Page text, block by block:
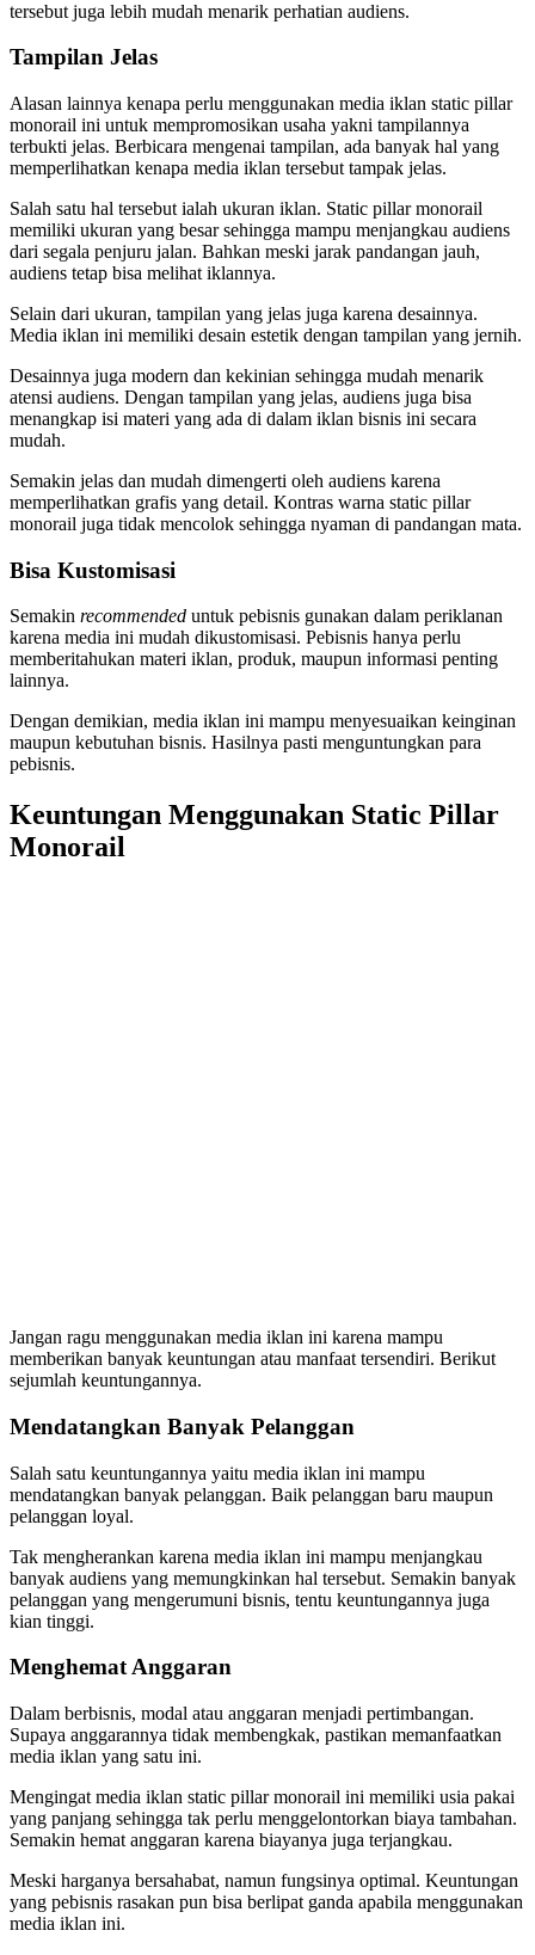
tersebut juga lebih mudah menarik perhatian audiens.
Tampilan Jelas
Alasan lainnya kenapa perlu menggunakan media iklan static pillar
monorail ini untuk mempromosikan usaha yakni tampilannya
terbukti jelas. Berbicara mengenai tampilan, ada banyak hal yang
memperlihatkan kenapa media iklan tersebut tampak jelas.
Salah satu hal tersebut ialah ukuran iklan. Static pillar monorail
memiliki ukuran yang besar sehingga mampu menjangkau audiens
dari segala penjuru jalan. Bahkan meski jarak pandangan jauh,
audiens tetap bisa melihat iklannya.
Selain dari ukuran, tampilan yang jelas juga karena desainnya.
Media iklan ini memiliki desain estetik dengan tampilan yang jernih.
Desainnya juga modern dan kekinian sehingga mudah menarik
atensi audiens. Dengan tampilan yang jelas, audiens juga bisa
menangkap isi materi yang ada di dalam iklan bisnis ini secara
mudah.
Semakin jelas dan mudah dimengerti oleh audiens karena
memperlihatkan grafis yang detail. Kontras warna static pillar
monorail juga tidak mencolok sehingga nyaman di pandangan mata.
Bisa Kustomisasi
Semakin recommended untuk pebisnis gunakan dalam periklanan
karena media ini mudah dikustomisasi. Pebisnis hanya perlu
memberitahukan materi iklan, produk, maupun informasi penting
lainnya.
Dengan demikian, media iklan ini mampu menyesuaikan keinginan
maupun kebutuhan bisnis. Hasilnya pasti menguntungkan para
pebisnis.
Keuntungan Menggunakan Static Pillar
Monorail
Jangan ragu menggunakan media iklan ini karena mampu
memberikan banyak keuntungan atau manfaat tersendiri. Berikut
sejumlah keuntungannya.
Mendatangkan Banyak Pelanggan
Salah satu keuntungannya yaitu media iklan ini mampu
mendatangkan banyak pelanggan. Baik pelanggan baru maupun
pelanggan loyal.
Tak mengherankan karena media iklan ini mampu menjangkau
banyak audiens yang memungkinkan hal tersebut. Semakin banyak
pelanggan yang mengerumuni bisnis, tentu keuntungannya juga
kian tinggi.
Menghemat Anggaran
Dalam berbisnis, modal atau anggaran menjadi pertimbangan.
Supaya anggarannya tidak membengkak, pastikan memanfaatkan
media iklan yang satu ini.
Mengingat media iklan static pillar monorail ini memiliki usia pakai
yang panjang sehingga tak perlu menggelontorkan biaya tambahan.
Semakin hemat anggaran karena biayanya juga terjangkau.
Meski harganya bersahabat, namun fungsinya optimal. Keuntungan
yang pebisnis rasakan pun bisa berlipat ganda apabila menggunakan
media iklan ini.